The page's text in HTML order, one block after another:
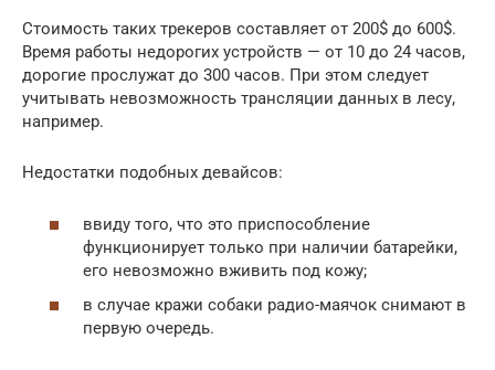
Стоимость таких трекеров составляет от 200$ до 600$.
Время работы недорогих устройств — от 10 до 24 часов,
дорогие прослужат до 300 часов. При этом следует
учитывать невозможность трансляции данных в лесу,
например.
Недостатки подобных девайсов:
ввиду того, что это приспособление
функционирует только при наличии батарейки,
его невозможно вживить под кожу;
в случае кражи собаки радио-маячок снимают в
первую очередь.